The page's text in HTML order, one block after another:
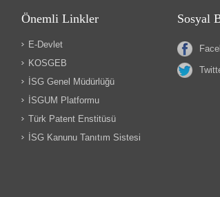
Önemli Linkler
E-Devlet
KOSGEB
İSG Genel Müdürlüğü
İSGUM Platformu
Türk Patent Enstitüsü
İSG Kanunu Tanıtım Sistesi
Sosyal